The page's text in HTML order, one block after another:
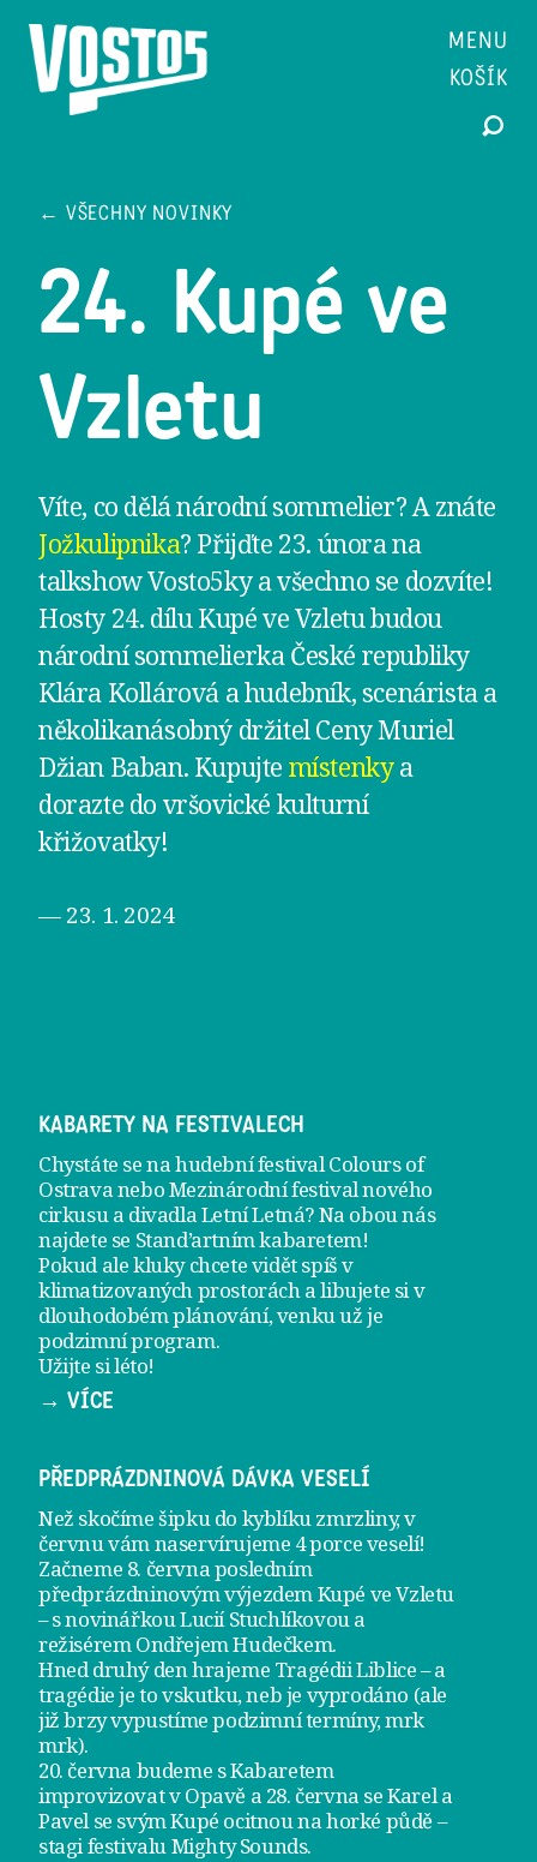
MENU
KOŠÍK
← VŠECHNY NOVINKY
24. Kupé ve
Vzletu
Víte, co dělá národní sommelier? A znáte
Jožkulipnika? Přijďte 23. února na
talkshow Vosto5ky a všechno se dozvíte!
Hosty 24. dílu Kupé ve Vzletu budou
národní sommelierka České republiky
Klára Kollárová a hudebník, scenárista a
několikanásobný držitel Ceny Muriel
Džian Baban. Kupujte místenkya
dorazte do vršovické kulturní
křižovatky!
— 23. 1. 2024
KABARETY NA FESTIVALECH
Chystáte se na hudební festival Colours of
Ostrava nebo Mezinárodní festival nového
cirkusu a divadla Letní Letná? Na obou nás
najdete se Stand’artním kabaretem!
Pokud ale kluky chcete vidět spíš v
klimatizovaných prostorách a libujete si v
dlouhodobém plánování, venku už je
podzimní program.
Užijte si léto!
→ VÍCE
PŘEDPRÁZDNINOVÁ DÁVKA VESELÍ
Než skočíme šipku do kyblíku zmrzliny, v
červnu vám naservírujeme 4 porce veselí!
Začneme 8. června posledním
předprázdninovým výjezdemKupé ve Vzletu
– s novinářkou Lucií Stuchlíkovou a
režisérem Ondřejem Hudečkem.
Hned druhý den hrajeme Tragédii Liblice– a
tragédie je to vskutku, neb je vyprodáno (ale
již brzy vypustíme podzimní termíny, mrk
mrk).
20. června budeme s Kabaretem
improvizovat v Opavě a 28. června se Karel a
Pavel se svým Kupé ocitnou na horké půdě –
stagi festivalu Mighty Sounds.